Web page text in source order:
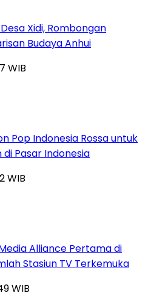
Xidi, Rombongan
Budaya Anhui
WIB
Pop Indonesia Rossa untuk
Pasar Indonesia
WIB
Alliance Pertama di
Stasiun TV Terkemuka
WIB